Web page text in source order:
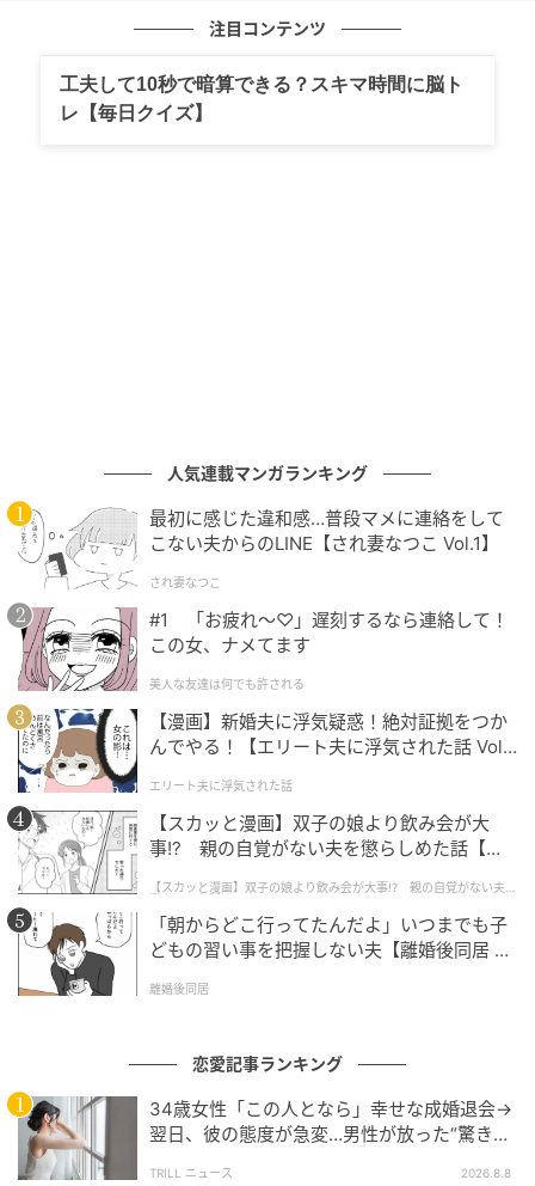
要素が一部プレイ可能となっています。
フルバージョンの開発状況
現在、フルバージョンのリリースに向けて5つのステー
ジと50以上の敵キャラクター、ハイスコア機能、アチ
ーブメント機能の開発が進んでいます。
Meta QuestストアではWishlist登録を受付中で、2025
年9月の東京ゲームショウ2025でも大きな注目を集め
た作品です。
開発元のプロディジは創業20周年を迎え、VR/AR/MR
コンテンツ約20件の開発実績を持つ技術力の高い会社
です。
販売元のマグノロスワークスにとって初のゲーム作品
であり、大分県発の新しいエンタメコンテンツとして
注目されています。
1000年後の地球という壮大な世界観と、VRならではの
圧倒的な没入感が組み合わさった体験が楽しめます。
未来的な武器とスピーディーなアクションが、まるで
自分自身が戦場に立っているかのような感覚を生み出
します。
体験版は無料・課金なしで楽しめるため、Meta Quest
注目コンテンツ
工夫して10秒で暗算できる？スキマ時間に脳ト
レ【毎日クイズ】
人気連載マンガランキング
最初に感じた違和感…普段マメに連絡をして
こない夫からのLINE【され妻なつこ Vol.1】
され妻なつこ
#1 「お疲れ〜♡」遅刻するなら連絡して！
この女、ナメてます
美人な友達は何でも許される
【漫画】新婚夫に浮気疑惑！絶対証拠をつか
んでやる！【エリート夫に浮気された話 Vol.
エリート夫に浮気された話
【スカッと漫画】双子の娘より飲み会が大
事!? 親の自覚がない夫を懲らしめた話【第1
【スカッと漫画】双子の娘より飲み会が大事!? 親の自覚がない夫を
懲らしめた話
「朝からどこ行ってたんだよ」いつまでも子
どもの習い事を把握しない夫【離婚後同居 Vo
離婚後同居
恋愛記事ランキング
34歳女性「この人となら」幸せな成婚退会→
翌日、彼の態度が急変…男性が放った“驚きの
TRILL ニュース 2026.8.8